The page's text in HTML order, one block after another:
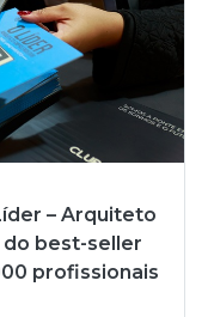
– Arquiteto
do best-seller
profissionais